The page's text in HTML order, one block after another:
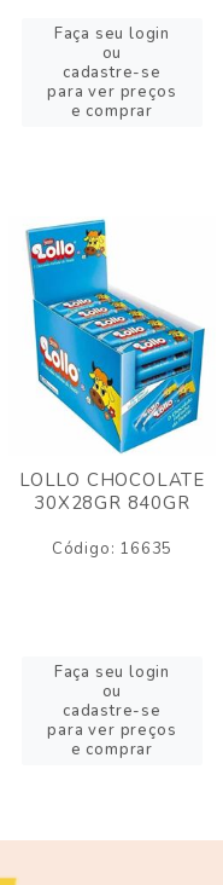
Faça seu login
ou
cadastre-se
para ver preços
e comprar
LOLLO CHOCOLATE
30X28GR 840GR
Código: 16635
Faça seu login
ou
cadastre-se
para ver preços
e comprar